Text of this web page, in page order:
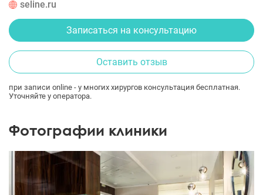
seline.ru
Записаться на консультацию
Оставить отзыв
при записи online - у многих хирургов консультация бесплатная.
Уточняйте у оператора.
Фотографии клиники